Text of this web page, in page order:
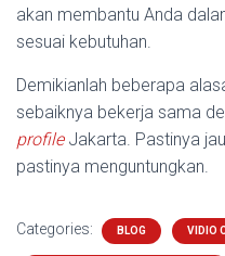
akan membantu Anda
sesuai kebutuhan.
Demikianlah beberapa
sebaiknya bekerja sama
profileJakarta. Pastinya
pastinya menguntungkan.
Categories: BLOG VIDIO